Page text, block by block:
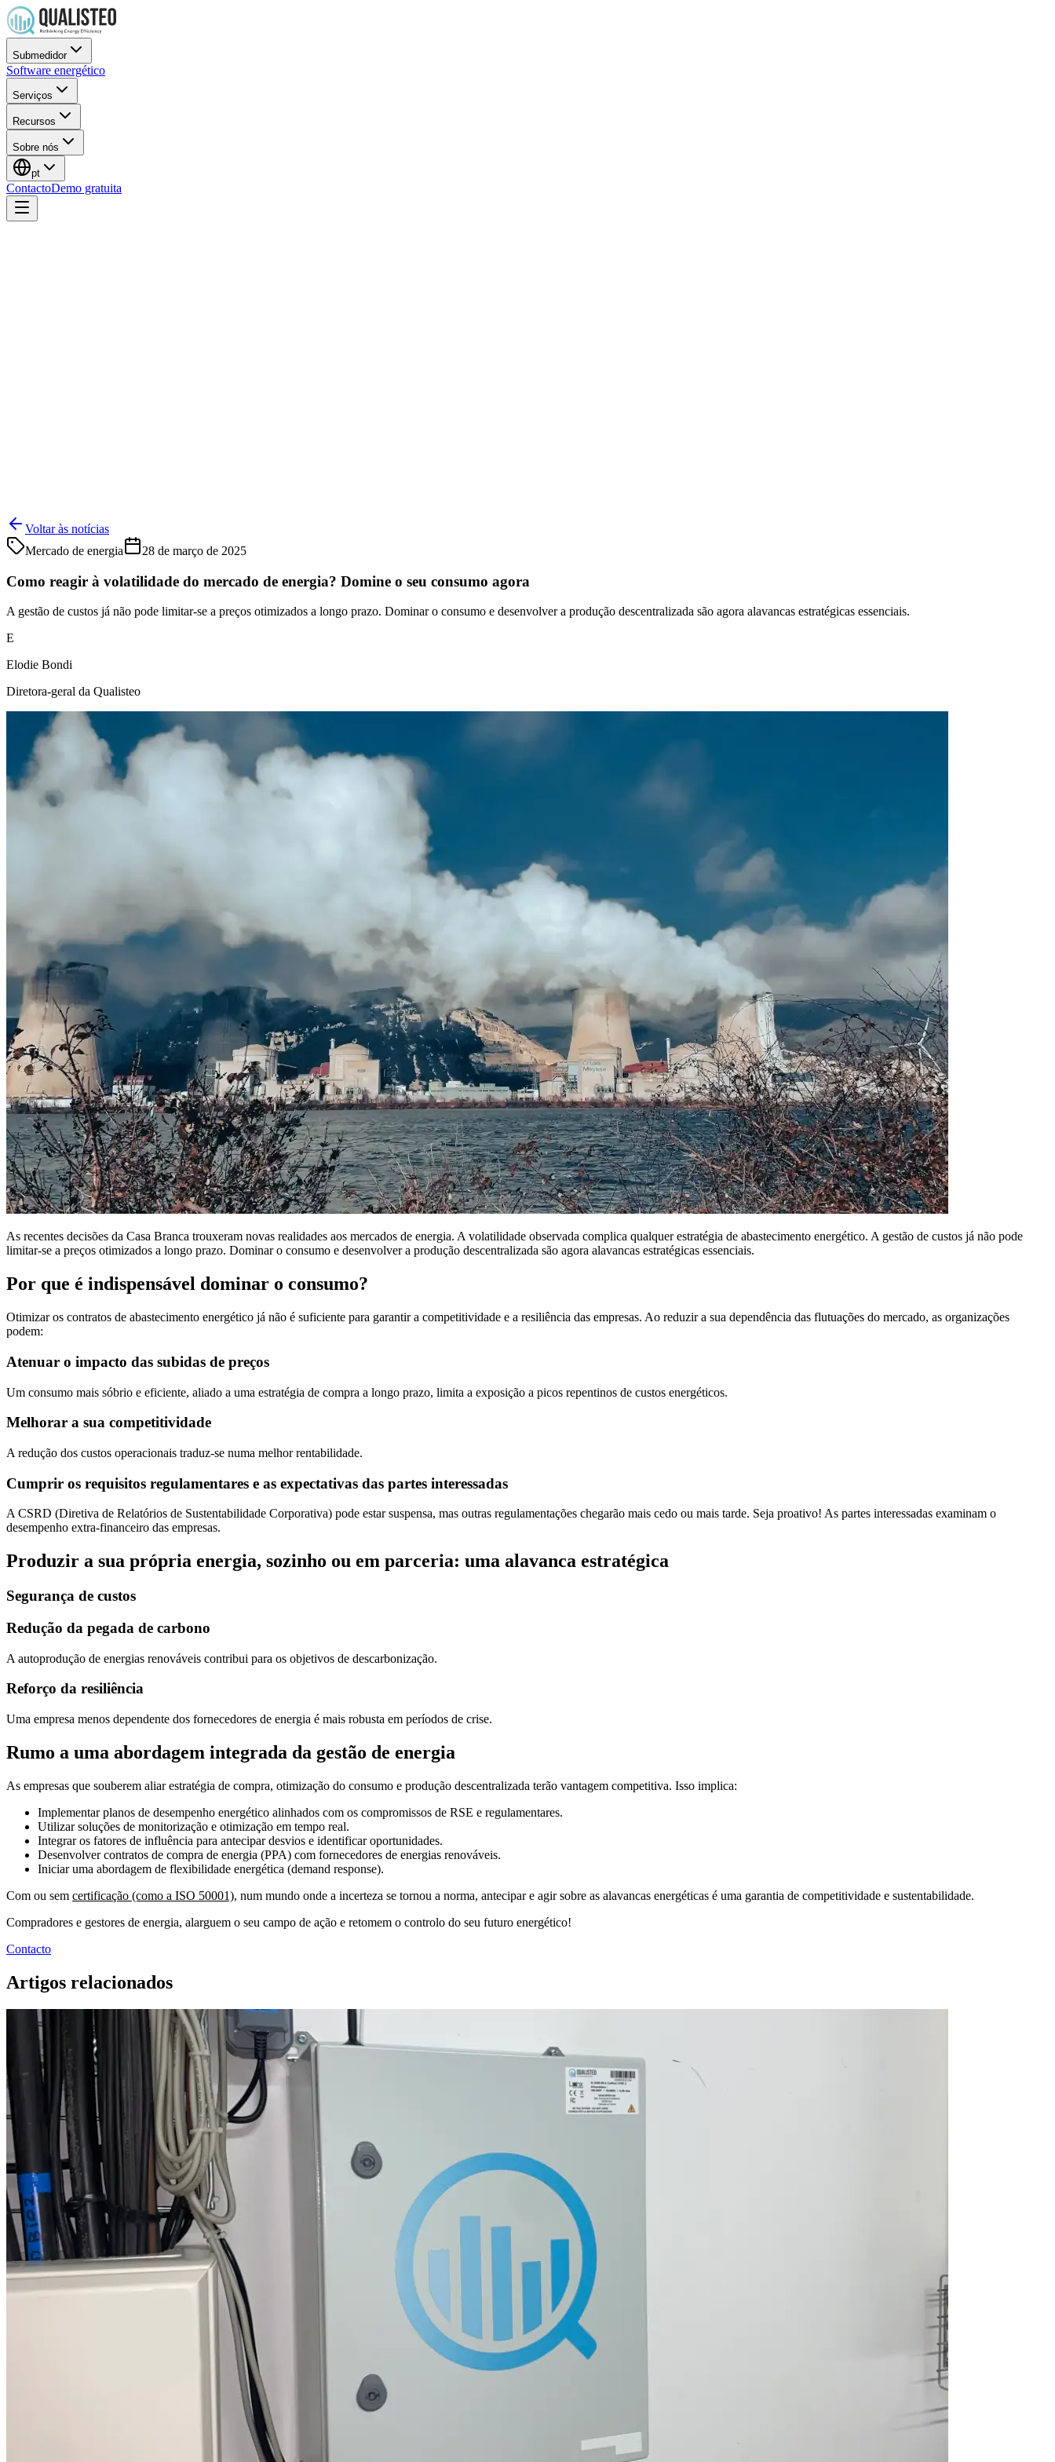
Submedidor
Software energético
Serviços
Recursos
Sobre nós
pt
ContactoDemo gratuita
Voltar às notícias
Mercado de energia
28 de março de 2025
Como reagir à volatilidade do mercado de energia? Domine o seu consumo agora
A gestão de custos já não pode limitar-se a preços otimizados a longo prazo. Dominar o consumo e desenvolver a produção descentralizada são agora alavancas estratégicas essenciais.
E
Elodie Bondi
Diretora-geral da Qualisteo
As recentes decisões da Casa Branca trouxeram novas realidades aos mercados de energia. A volatilidade observada complica qualquer estratégia de abastecimento energético. A gestão de custos já não pode
limitar-se a preços otimizados a longo prazo. Dominar o consumo e desenvolver a produção descentralizada são agora alavancas estratégicas essenciais.
Por que é indispensável dominar o consumo?
Otimizar os contratos de abastecimento energético já não é suficiente para garantir a competitividade e a resiliência das empresas. Ao reduzir a sua dependência das flutuações do mercado, as organizações
podem:
Atenuar o impacto das subidas de preços
Um consumo mais sóbrio e eficiente, aliado a uma estratégia de compra a longo prazo, limita a exposição a picos repentinos de custos energéticos.
Melhorar a sua competitividade
A redução dos custos operacionais traduz-se numa melhor rentabilidade.
Cumprir os requisitos regulamentares e as expectativas das partes interessadas
A CSRD (Diretiva de Relatórios de Sustentabilidade Corporativa) pode estar suspensa, mas outras regulamentações chegarão mais cedo ou mais tarde. Seja proativo! As partes interessadas examinam o
desempenho extra-financeiro das empresas.
Produzir a sua própria energia, sozinho ou em parceria: uma alavanca estratégica
Segurança de custos
Redução da pegada de carbono
A autoprodução de energias renováveis contribui para os objetivos de descarbonização.
Reforço da resiliência
Uma empresa menos dependente dos fornecedores de energia é mais robusta em períodos de crise.
Rumo a uma abordagem integrada da gestão de energia
As empresas que souberem aliar estratégia de compra, otimização do consumo e produção descentralizada terão vantagem competitiva. Isso implica:
Implementar planos de desempenho energético alinhados com os compromissos de RSE e regulamentares.
Utilizar soluções de monitorização e otimização em tempo real.
Integrar os fatores de influência para antecipar desvios e identificar oportunidades.
Desenvolver contratos de compra de energia (PPA) com fornecedores de energias renováveis.
Iniciar uma abordagem de flexibilidade energética (demand response).
Com ou sem certificação (como a ISO 50001), num mundo onde a incerteza se tornou a norma, antecipar e agir sobre as alavancas energéticas é uma garantia de competitividade e sustentabilidade.
Compradores e gestores de energia, alarguem o seu campo de ação e retomem o controlo do seu futuro energético!
Contacto
Artigos relacionados